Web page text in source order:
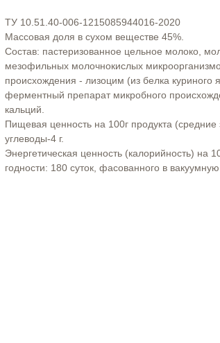
ТУ 10.51.40-006-1215085944016-2020
Массовая доля в сухом веществе 45%.
Состав: пастеризованное цельное молоко,
мезофильных молочнокислых
происхождения - лизоцим (из белка
ферментный препарат микробного
кальций.
Пищевая ценность на 100г продукта
углеводы-4 г.
Энергетическая ценность (калорийность) на
годности: 180 суток, фасованного в вакуумную